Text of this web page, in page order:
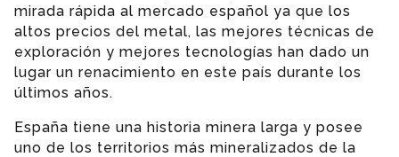
mirada rápida al mercado español ya que los
altos precios del metal, las mejores técnicas de
exploración y mejores tecnologías han dado un
lugar un renacimiento en este país durante los
últimos años.
España tiene una historia minera larga y posee
uno de los territorios más mineralizados de la